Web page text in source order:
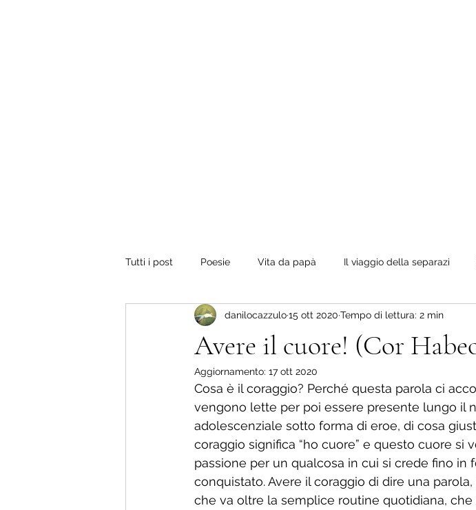
Tutti i post Poesie Vita da papà Il viaggio della separazi
Più amore che dolore ! La nuova scuola Il mio Altopiano.
Storie di vita.
Avere il cuore! (Cor
danilocazzulo15 ott 2020 Tempo di lettura: 2 min
Aggiornamento: 17 ott 2020
Cosa è il coraggio? Perché questa parola ci
vengono lette per poi essere presente lungo il
adolescenziale sotto forma di eroe, di cosa
coraggio significa “ho cuore” e questo cuore si
passione per un qualcosa in cui si crede fino in
conquistato. Avere il coraggio di dire una
che va oltre la semplice routine quotidiana,